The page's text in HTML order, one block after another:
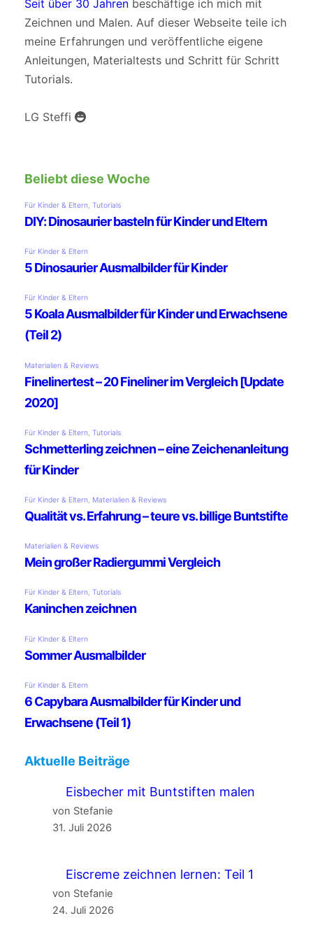
Seit über 30 Jahrenbeschäftige ich mich mit
Zeichnen und Malen. Auf dieser Webseite teile ich
meine Erfahrungen und veröffentliche eigene
Anleitungen, Materialtests und Schritt für Schritt
Tutorials.
LG Steffi
Beliebt diese Woche
Aktuelle Beiträge
Eisbecher mit Buntstiften malen
von Stefanie
31. Juli 2026
Eiscreme zeichnen lernen: Teil 1
von Stefanie
24. Juli 2026